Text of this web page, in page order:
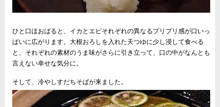
ひと口ほおばると、イカとエビそれぞれの異なるプリプリ感が口いっ
ぱいに広がります。大根おろしを入れた天つゆに少し浸して食べる
と、それぞれの素材のうま味がさらに引き立って、口の中がなんとも
言えない幸せな気分に。
そして、冷やしすだちそばが来ました。